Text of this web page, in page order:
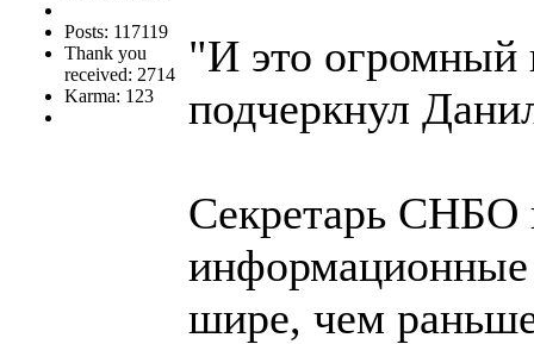
Posts: 117119
Thank you
received: 2714
Karma: 123
"И это
подчеркнул
Секретарь СНБО
информационные
шире, чем